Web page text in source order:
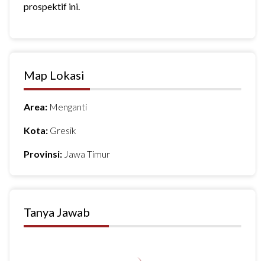
prospektif ini.
Map Lokasi
Area: Menganti
Kota: Gresik
Provinsi: Jawa Timur
Tanya Jawab